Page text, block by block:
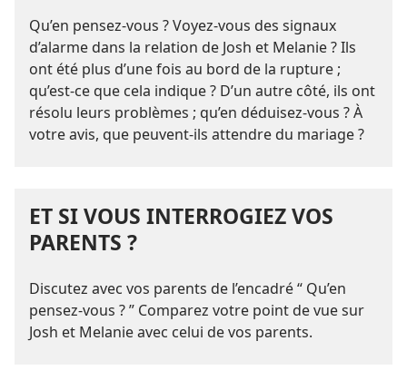
Qu’en pensez-​vous ? Voyez-​vous des signaux
d’alarme dans la relation de Josh et Melanie ? Ils
ont été plus d’une fois au bord de la rupture ;
qu’est-​ce que cela indique ? D’un autre côté, ils ont
résolu leurs problèmes ; qu’en déduisez-​vous ? À
votre avis, que peuvent-​ils attendre du mariage ?
ET SI VOUS INTERROGIEZ VOS
PARENTS ?
Discutez avec vos parents de l’encadré “ Qu’en
pensez-​vous ? ” Comparez votre point de vue sur
Josh et Melanie avec celui de vos parents.